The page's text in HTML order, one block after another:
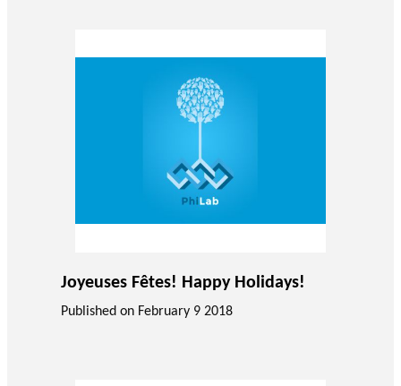
Joyeuses Fêtes! Happy Holidays!
Published on February 9 2018